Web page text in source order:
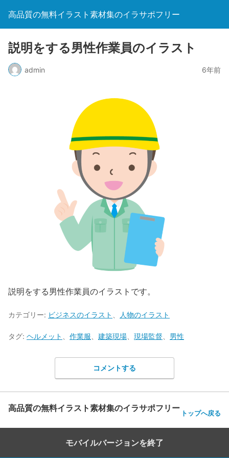
高品質の無料イラスト素材集のイラサポフリー
説明をする男性作業員のイラスト
admin 6年前
説明をする男性作業員のイラストです。
カテゴリー: ビジネスのイラスト 人物のイラスト
タグ: ヘルメット 作業服 建築現場 現場監督 男性
コメントする
高品質の無料イラスト素材集のイラサポフリー トップへ戻る
モバイルバージョンを終了